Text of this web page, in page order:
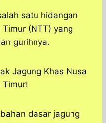
satu hidangan
(NTT) yang
gurihnya.
dasar jagung